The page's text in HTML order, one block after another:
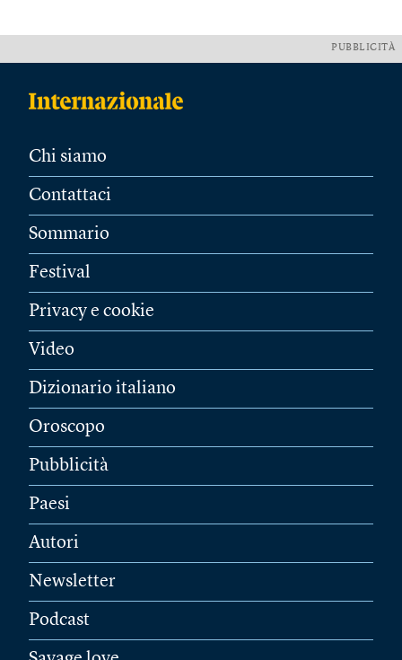
PUBBLICITÀ
Chi siamo
Contattaci
Sommario
Festival
Privacy e cookie
Video
Dizionario italiano
Oroscopo
Pubblicità
Paesi
Autori
Newsletter
Podcast